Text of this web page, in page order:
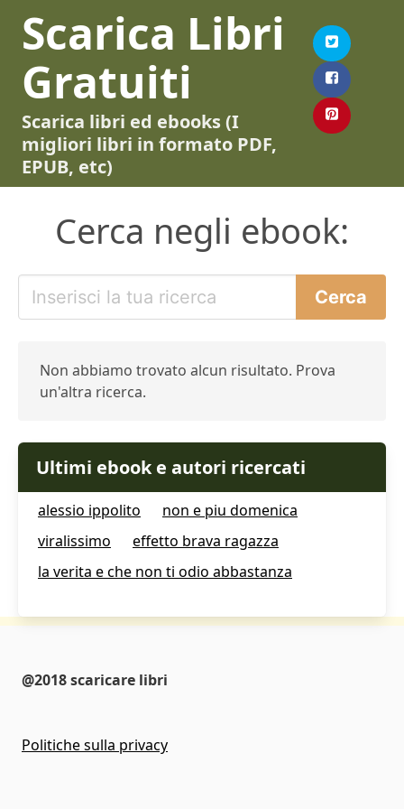
Scarica Libri
Gratuiti
Scarica libri ed ebooks (I
migliori libri in formato PDF,
EPUB, etc)
Cerca negli ebook:
Non abbiamo trovato alcun risultato. Prova
un'altra ricerca.
Ultimi ebook e autori ricercati
alessio ippolito
non e piu domenica
viralissimo
effetto brava ragazza
la verita e che non ti odio abbastanza
@2018 scaricare libri
Politiche sulla privacy